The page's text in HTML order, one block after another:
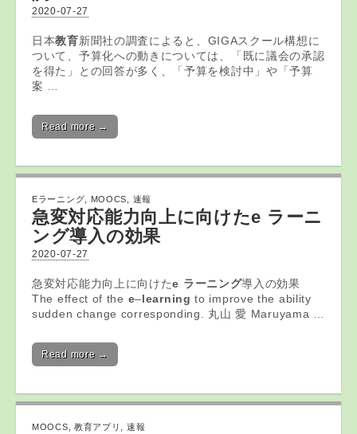
2020-07-27
日本教育新聞社の調査によると、GIGAスクール構想に
ついて、予算化への動きについては、「既に議会の承認
を得た」との回答が多く、「予算を検討中」や「予算
案 …
Read more →
Eラーニング MOOCS 速報
急変対応能力向上に向けたe ラーニ
ング導入の効果
2020-07-27
急変対応能力向上に向けたe ラーニング導入の効果
The effect of the e–learning to improve the ability
sudden change corresponding. 丸山 愛 Maruyama …
Read more →
MOOCS 教育アプリ 速報